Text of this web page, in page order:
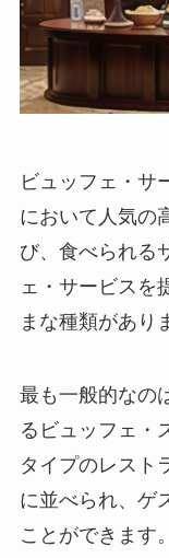
ビュッフェ・サ
において人気の
び、食べられる
ェ・サービスを
まな種類があり
最も一般的なの
るビュッフェ・
タイプのレスト
に並べられ、ゲ
ことができます